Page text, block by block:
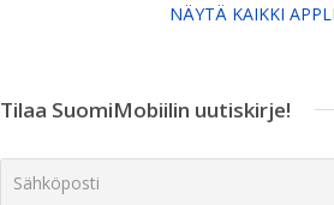
NÄYTÄ KAIKKI
Tilaa SuomiMobiilin uutiskirje!